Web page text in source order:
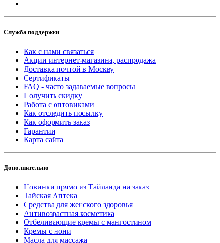
Служба поддержки
Как с нами связаться
Акции интернет-магазина, распродажа
Доставка почтой в Москву
Сертификаты
FAQ - часто задаваемые вопросы
Получить скидку
Работа с оптовиками
Как отследить посылку
Как оформить заказ
Гарантии
Карта сайта
Дополнительно
Новинки прямо из Тайланда на заказ
Тайская Аптека
Средства для женского здоровья
Антивозрастная косметика
Отбеливающие кремы с мангостином
Кремы с нони
Масла для массажа